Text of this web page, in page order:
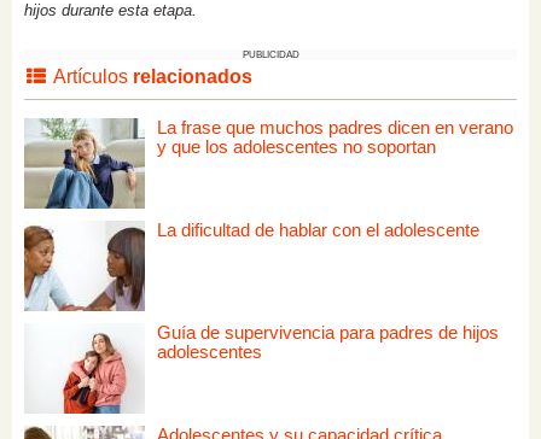
hijos durante esta etapa.
PUBLICIDAD
Artículos relacionados
La frase que muchos padres dicen en verano
y que los adolescentes no soportan
La dificultad de hablar con el adolescente
Guía de supervivencia para padres de hijos
adolescentes